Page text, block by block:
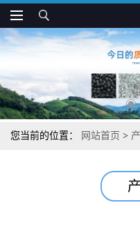
您当前的位置： 网站首页 >